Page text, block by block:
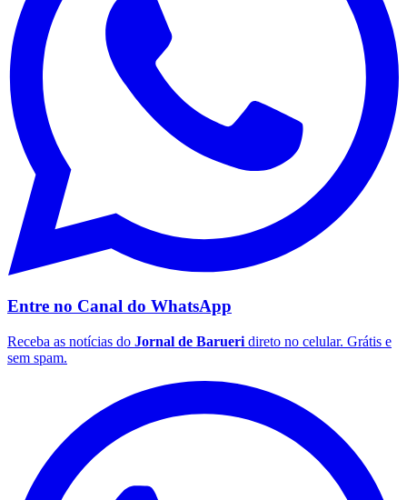
Entre no Canal do WhatsApp
Receba as notícias do Jornal de Barueri direto no celular. Grátis e
sem spam.